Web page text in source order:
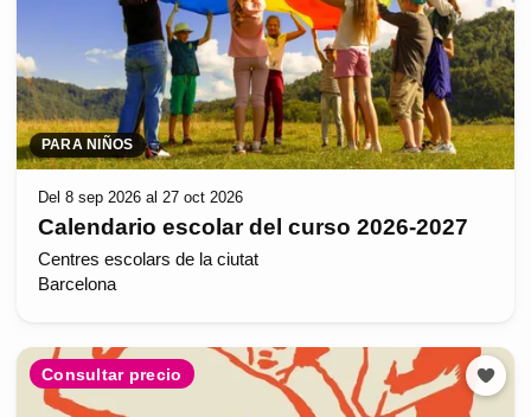
PARA NIÑOS
Del 8 sep 2026 al 27 oct 2026
Calendario escolar del curso 2026-2027
Centres escolars de la ciutat
Barcelona
Consultar precio